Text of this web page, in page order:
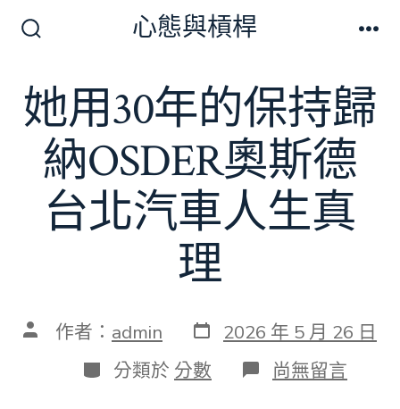
切
換
開
關
心態與槓桿
她用30年的保持歸
納OSDER奧斯德
台北汽車人生真
理
文 作者： admin 發
表
日
期
2026 年 5 月 26 日
分
類
分類於 分數 在
〈她
尚無留言